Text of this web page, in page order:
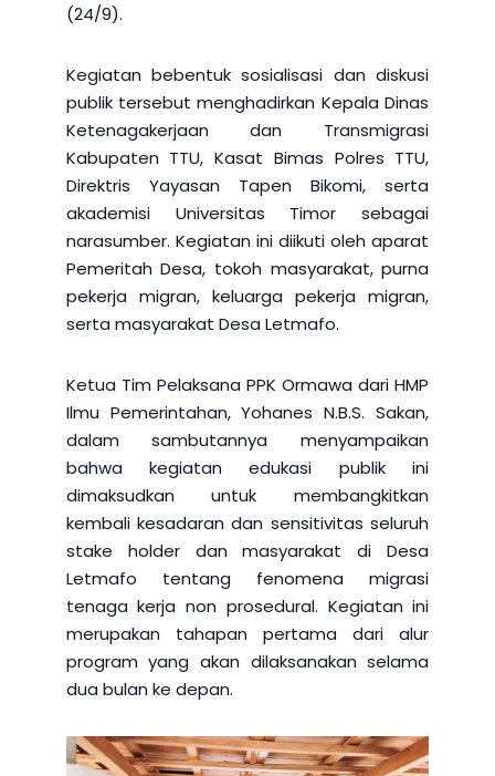
(24/9).
Kegiatan bebentuk sosialisasi dan diskusi
publik tersebut menghadirkan Kepala Dinas
Ketenagakerjaan dan Transmigrasi
Kabupaten TTU, Kasat Bimas Polres TTU,
Direktris Yayasan Tapen Bikomi, serta
akademisi Universitas Timor sebagai
narasumber. Kegiatan ini diikuti oleh aparat
Pemeritah Desa, tokoh masyarakat, purna
pekerja migran, keluarga pekerja migran,
serta masyarakat Desa Letmafo.
Ketua Tim Pelaksana PPK Ormawa dari HMP
Ilmu Pemerintahan, Yohanes N.B.S. Sakan,
dalam sambutannya menyampaikan
bahwa kegiatan edukasi publik ini
dimaksudkan untuk membangkitkan
kembali kesadaran dan sensitivitas seluruh
stake holder dan masyarakat di Desa
Letmafo tentang fenomena migrasi
tenaga kerja non prosedural. Kegiatan ini
merupakan tahapan pertama dari alur
program yang akan dilaksanakan selama
dua bulan ke depan.